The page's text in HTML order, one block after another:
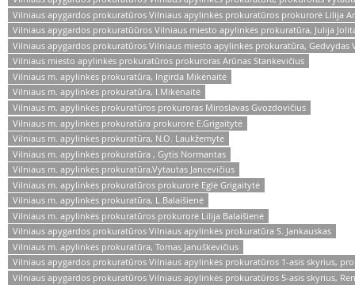
Vilniaus apygardos prokuratūros Vilniaus apylinkės prokuratūros prokurorė Lilija
Vilniaus apygardos prokuratūūros Vilniaus miesto apylinkės prokuratūra, Julija
Vilniaus apygardos prokuratūros Vilniaus miesto apylinkės prokuratūra, Gedvydas
Vilniaus miesto apylinkės prokuratūros prokuroras Arūnas Stankevičius
Vilniaus m. apylinkės prokuratūra, Ingirda Mikėnaitė
Vilniaus m. apylinkės prokuratūra, I.Mikėnaitė
Vilniaus m. apylinkės prokuratūros prokuroras Miroslavas Gvozdovičius
Vilniaus m. apylinkės prokuratūra prokurorė E.Grigaitytė
Vilniaus m. apylinkės prokuratūra, N.O. Laukžemytė
Vilniaus m. apylinkės prokuratūra , Gytis Normantas
Vilniaus m. apylinkės prokuratūra,Vytautas Jancevičius
Vilniaus m. apylinkės prokuratūros prokurorė Eglė Grigaitytė
Vilniaus m. apylinkės prokuratūra, L.Balaišienė
Vilniaus m. apylinkės prokuratūros prokurorė Lilija Balaišienė
Vilniaus apygardos prokuratūros Vilniaus apylinkės prokuratūra S. Jankauskas
Vilniaus m. apylinkės prokuratūra, Tomas Januškevičius
Vilniaus apygardos prokuratūros Vilniaus apylinkės prokuratūros 1-asis skyrius,
Vilniaus apygardos prokuratūros Vilniaus apylinkės prokuratūros 5-asis skyrius,